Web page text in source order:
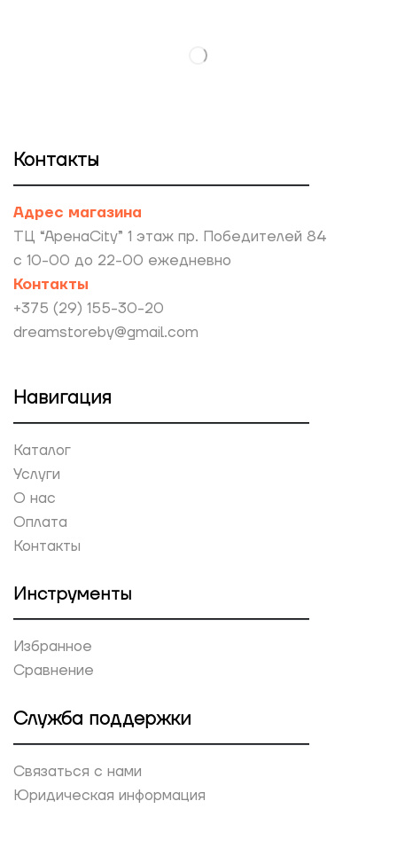
Контакты
Адрес магазина
ТЦ “АренаCity” 1 этаж пр. Победителей 84
с 10-00 до 22-00 ежедневно
Контакты
+375 (29) 155-30-20
dreamstoreby@gmail.com
Навигация
Каталог
Услуги
О нас
Оплата
Контакты
Инструменты
Избранное
Сравнение
Служба поддержки
Связаться с нами
Юридическая информация